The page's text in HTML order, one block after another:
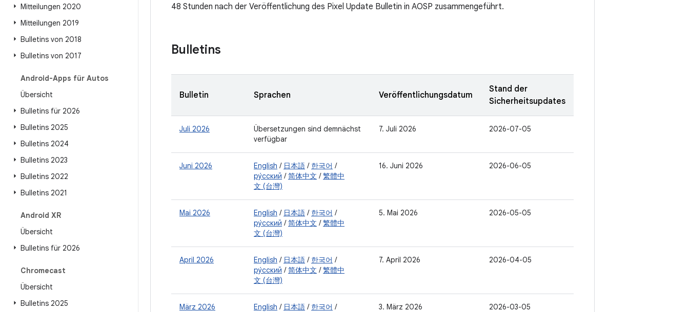
Mitteilungen 2020
Mitteilungen 2019
Bulletins von 2018
Bulletins von 2017
Android-Apps für Autos
Übersicht
Bulletins für 2026
Bulletins 2025
Bulletins 2024
Bulletins 2023
Bulletins 2022
Bulletins 2021
Android XR
Übersicht
Bulletins für 2026
Chromecast
Übersicht
Bulletins 2025
48 Stunden nach der Veröffentlichung des Pixel Update Bulletin in AOSP zusammengeführt.
Bulletins
Bulletin Sprachen Veröffentlichungsdatum
Stand der
Sicherheitsupdates
Juli 2026
Übersetzungen sind demnächst
verfügbar
7. Juli 2026 2026-07-05
Juni 2026 English / 日本語 / 한국어 /
ру́сский /简体中文 /繁體中
文 (台灣)
16. Juni 2026 2026-06-05
Mai 2026 English / 日本語 / 한국어 /
ру́сский /简体中文 /繁體中
文 (台灣)
5. Mai 2026 2026-05-05
April 2026 English / 日本語 / 한국어 /
ру́сский /简体中文 /繁體中
文 (台灣)
7. April 2026 2026-04-05
März 2026 English / 日本語 / 한국어 /
3. März 2026 2026-03-05